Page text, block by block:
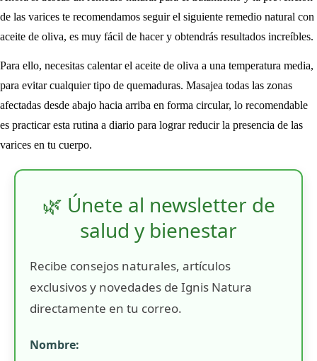
de las varices te recomendamos seguir el siguiente remedio natural con
aceite de oliva, es muy fácil de hacer y obtendrás resultados increíbles.
Para ello, necesitas calentar el aceite de oliva a una temperatura media,
para evitar cualquier tipo de quemaduras. Masajea todas las zonas
afectadas desde abajo hacia arriba en forma circular, lo recomendable
es practicar esta rutina a diario para lograr reducir la presencia de las
varices en tu cuerpo.
🌿 Únete al newsletter de
salud y bienestar
Recibe consejos naturales, artículos
exclusivos y novedades de Ignis Natura
directamente en tu correo.
Nombre: